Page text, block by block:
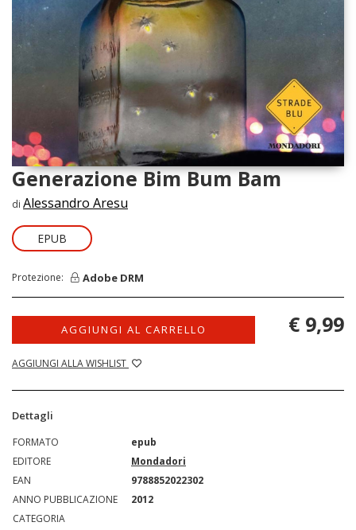
Generazione Bim Bum Bam
di Alessandro Aresu
EPUB
Protezione: Adobe DRM
AGGIUNGI AL CARRELLO
AGGIUNGI ALLA WISHLIST
€ 9,99
Dettagli
FORMATO
epub
EDITORE
Mondadori
EAN
9788852022302
ANNO PUBBLICAZIONE
2012
CATEGORIA